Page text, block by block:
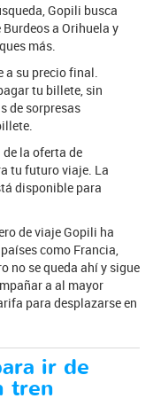
Gopili busca
a Orihuela y
más.
su precio final.
tu billete, sin
de sorpresas
la oferta de
tu futuro viaje. La
disponible para
de viaje Gopili ha
como Francia,
no se queda ahí y sigue
a al mayor
para desplazarse en
ir de
tren